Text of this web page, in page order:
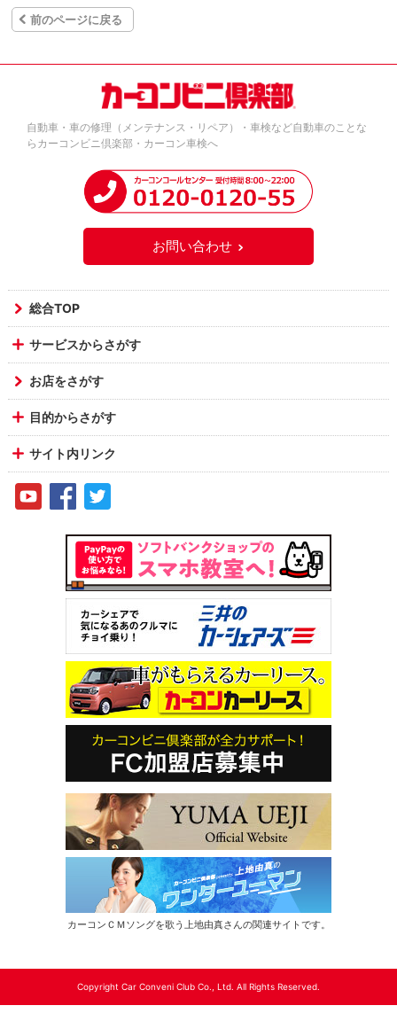
前のページに戻る
自動車・車の修理（メンテナンス・リペア）・車検など自動車のことな
らカーコンビニ倶楽部・カーコン車検へ
お問い合わせ
総合TOP
サービスからさがす
お店をさがす
目的からさがす
サイト内リンク
カーコンＣＭソングを歌う上地由真さんの関連サイトです。
Copyright Car Conveni Club Co., Ltd. All Rights Reserved.